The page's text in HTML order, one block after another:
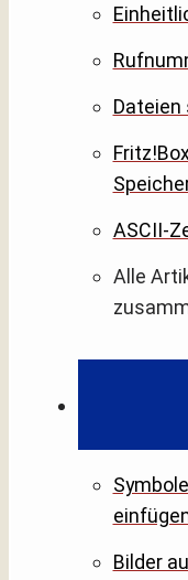
Dateien
ASCII-
Alle
Bilder